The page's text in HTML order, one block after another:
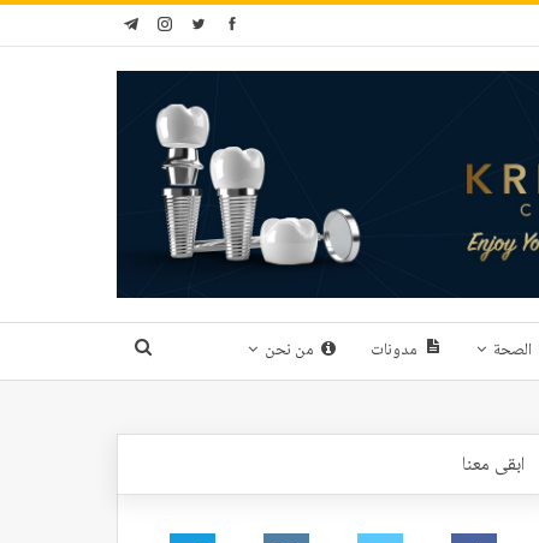
الصحة مدونات من نحن
ابقى معنا